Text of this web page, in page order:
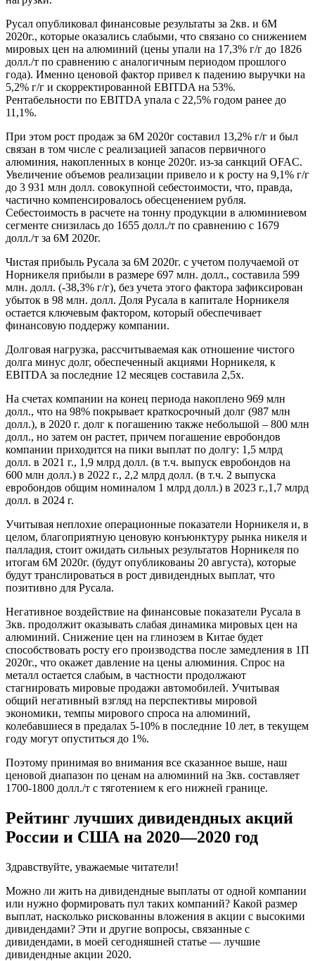
Русал опубликовал финансовые результаты за 2кв. и 6М
2020г., которые оказались слабыми, что связано со снижением
мировых цен на алюминий (цены упали на 17,3% г/г до 1826
долл./т по сравнению с аналогичным периодом прошлого
года). Именно ценовой фактор привел к падению выручки на
5,2% г/г и скорректированной EBITDA на 53%.
Рентабельности по EBITDA упала с 22,5% годом ранее до
11,1%.
При этом рост продаж за 6М 2020г составил 13,2% г/г и был
связан в том числе с реализацией запасов первичного
алюминия, накопленных в конце 2020г. из-за санкций OFAC.
Увеличение объемов реализации привело и к росту на 9,1% г/г
до 3 931 млн долл. совокупной себестоимости, что, правда,
частично компенсировалось обесценением рубля.
Себестоимость в расчете на тонну продукции в алюминиевом
сегменте снизилась до 1655 долл./т по сравнению с 1679
долл./т за 6М 2020г.
Чистая прибыль Русала за 6М 2020г. с учетом получаемой от
Норникеля прибыли в размере 697 млн. долл., составила 599
млн. долл. (-38,3% г/г), без учета этого фактора зафиксирован
убыток в 98 млн. долл. Доля Русала в капитале Норникеля
остается ключевым фактором, который обеспечивает
финансовую поддержу компании.
Долговая нагрузка, рассчитываемая как отношение чистого
долга минус долг, обеспеченный акциями Норникеля, к
EBITDA за последние 12 месяцев составила 2,5х.
На счетах компании на конец периода накоплено 969 млн
долл., что на 98% покрывает краткосрочный долг (987 млн
долл.), в 2020 г. долг к погашению также небольшой – 800 млн
долл., но затем он растет, причем погашение евробондов
компании приходится на пики выплат по долгу: 1,5 млрд
долл. в 2021 г., 1,9 млрд долл. (в т.ч. выпуск евробондов на
600 млн долл.) в 2022 г., 2,2 млрд долл. (в т.ч. 2 выпуска
евробондов общим номиналом 1 млрд долл.) в 2023 г.,1,7 млрд
долл. в 2024 г.
Учитывая неплохие операционные показатели Норникеля и, в
целом, благоприятную ценовую конъюнктуру рынка никеля и
палладия, стоит ожидать сильных результатов Норникеля по
итогам 6М 2020г. (будут опубликованы 20 августа), которые
будут транслироваться в рост дивидендных выплат, что
позитивно для Русала.
Негативное воздействие на финансовые показатели Русала в
3кв. продолжит оказывать слабая динамика мировых цен на
алюминий. Снижение цен на глинозем в Китае будет
способствовать росту его производства после замедления в 1П
2020г., что окажет давление на цены алюминия. Спрос на
металл остается слабым, в частности продолжают
стагнировать мировые продажи автомобилей. Учитывая
общий негативный взгляд на перспективы мировой
экономики, темпы мирового спроса на алюминий,
колебавшиеся в предалах 5-10% в последние 10 лет, в текущем
году могут опуститься до 1%.
Поэтому принимая во внимания все сказанное выше, наш
ценовой диапазон по ценам на алюминий на 3кв. составляет
1700-1800 долл./т с тяготением к его нижней границе.
Рейтинг лучших дивидендных акций
России и США на 2020—2020 год
Здравствуйте, уважаемые читатели!
Можно ли жить на дивидендные выплаты от одной компании
или нужно формировать пул таких компаний? Какой размер
выплат, насколько рискованны вложения в акции с высокими
дивидендами? Эти и другие вопросы, связанные с
дивидендами, в моей сегодняшней статье — лучшие
дивидендные акции 2020.